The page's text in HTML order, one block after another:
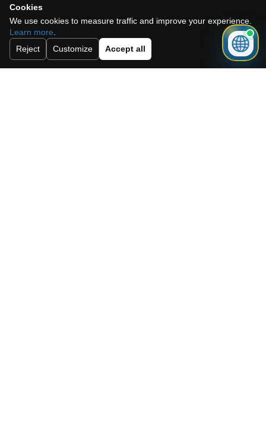
Enviar
Cookies
We use cookies to measure traffic and improve your experience.
Learn more
Reject
Customize Accept all